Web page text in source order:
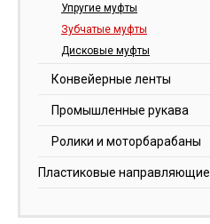
Упругие муфты
Зубчатые муфты
Дисковые муфты
Конвейерные ленты
Промышленные рукава
Ролики и моторбарабаны
Пластиковые направляющие